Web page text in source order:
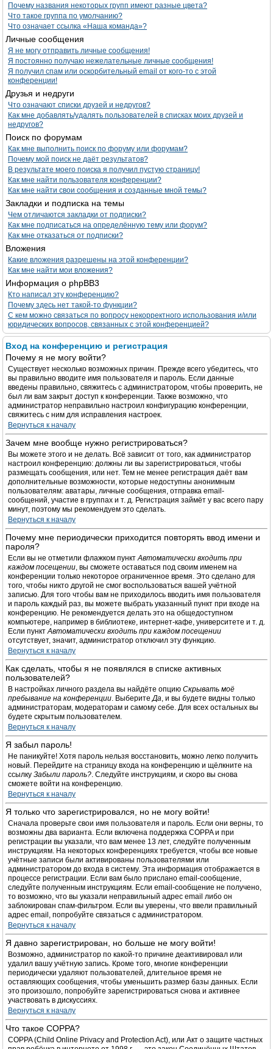
Почему названия некоторых групп имеют разные цвета?
Что такое группа по умолчанию?
Что означает ссылка «Наша команда»?
Личные сообщения
Я не могу отправить личные сообщения!
Я постоянно получаю нежелательные личные сообщения!
Я получил спам или оскорбительный email от кого-то с этой
конференции!
Друзья и недруги
Что означают списки друзей и недругов?
Как мне добавлять/удалять пользователей в списках моих друзей и
недругов?
Поиск по форумам
Как мне выполнить поиск по форуму или форумам?
Почему мой поиск не даёт результатов?
В результате моего поиска я получил пустую страницу!
Как мне найти пользователя конференции?
Как мне найти свои сообщения и созданные мной темы?
Закладки и подписка на темы
Чем отличаются закладки от подписки?
Как мне подписаться на определённую тему или форум?
Как мне отказаться от подписки?
Вложения
Какие вложения разрешены на этой конференции?
Как мне найти мои вложения?
Информация о phpBB3
Кто написал эту конференцию?
Почему здесь нет такой-то функции?
С кем можно связаться по вопросу некорректного использования и/или
юридических вопросов, связанных с этой конференцией?
Вход на конференцию и регистрация
Почему я не могу войти?
Существует несколько возможных причин. Прежде всего убедитесь, что
вы правильно вводите имя пользователя и пароль. Если данные
введены правильно, свяжитесь с администратором, чтобы проверить, не
был ли вам закрыт доступ к конференции. Также возможно, что
администратор неправильно настроил конфигурацию конференции,
свяжитесь с ним для исправления настроек.
Вернуться к началу
Зачем мне вообще нужно регистрироваться?
Вы можете этого и не делать. Всё зависит от того, как администратор
настроил конференцию: должны ли вы зарегистрироваться, чтобы
размещать сообщения, или нет. Тем не менее регистрация даёт вам
дополнительные возможности, которые недоступны анонимным
пользователям: аватары, личные сообщения, отправка email-
сообщений, участие в группах и т. д. Регистрация займёт у вас всего пару
минут, поэтому мы рекомендуем это сделать.
Вернуться к началу
Почему мне периодически приходится повторять ввод имени и
пароля?
Если вы не отметили флажком пунктАвтоматически входить при
каждом посещении, вы сможете оставаться под своим именем на
конференции только некоторое ограниченное время. Это сделано для
того, чтобы никто другой не смог воспользоваться вашей учётной
записью. Для того чтобы вам не приходилось вводить имя пользователя
и пароль каждый раз, вы можете выбрать указанный пункт при входе на
конференцию. Не рекомендуется делать это на общедоступном
компьютере, например в библиотеке, интернет-кафе, университете и т. д.
Если пунктАвтоматически входить при каждом посещении
отсутствует, значит, администратор отключил эту функцию.
Вернуться к началу
Как сделать, чтобы я не появлялся в списке активных
пользователей?
В настройках личного раздела вы найдёте опцию Скрывать моё
пребывание на конференции. ВыберитеДа, и вы будете видны только
администраторам, модераторам и самому себе. Для всех остальных вы
будете скрытым пользователем.
Вернуться к началу
Я забыл пароль!
Не паникуйте! Хотя пароль нельзя восстановить, можно легко получить
новый. Перейдите на страницу входа на конференцию и щёлкните на
ссылку Забыли пароль?. Следуйте инструкциям, и скоро вы снова
сможете войти на конференцию.
Вернуться к началу
Я только что зарегистрировался, но не могу войти!
Сначала проверьте свои имя пользователя и пароль. Если они верны, то
возможны два варианта. Если включена поддержка COPPA и при
регистрации вы указали, что вам менее 13 лет, следуйте полученным
инструкциям. На некоторых конференциях требуется, чтобы все новые
учётные записи были активированы пользователями или
администратором до входа в систему. Эта информация отображается в
процессе регистрации. Если вам было прислано email-сообщение,
следуйте полученным инструкциям. Если email-сообщение не получено,
то возможно, что вы указали неправильный адрес email либо он
заблокирован спам-фильтром. Если вы уверены, что ввели правильный
адрес email, попробуйте связаться с администратором.
Вернуться к началу
Я давно зарегистрирован, но больше не могу войти!
Возможно, администратор по какой-то причине деактивировал или
удалил вашу учётную запись. Кроме того, многие конференции
периодически удаляют пользователей, длительное время не
оставляющих сообщения, чтобы уменьшить размер базы данных. Если
это произошло, попробуйте зарегистрироваться снова и активнее
участвовать в дискуссиях.
Вернуться к началу
Что такое COPPA?
COPPA (Child Online Privacy and Protection Act), или Акт о защите частных